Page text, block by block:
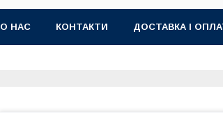
О НАС КОНТАКТИ ДОСТАВКА І